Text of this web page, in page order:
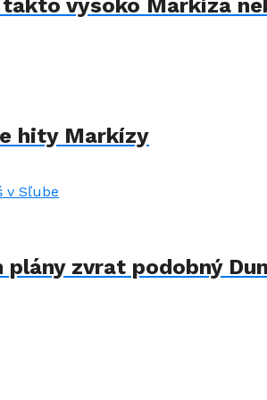
vysoko Markíza
hity Markízy
zvrat podobný